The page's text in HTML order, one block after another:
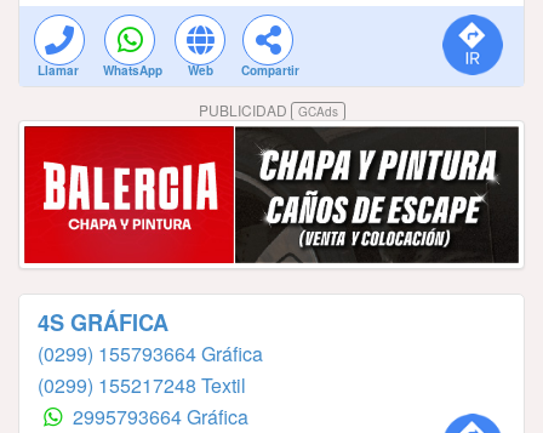
Llamar WhatsApp Web Compartir
PUBLICIDAD GCAds
4S GRÁFICA
(0299) 155793664 Gráfica
(0299) 155217248 Textil
2995793664 Gráfica